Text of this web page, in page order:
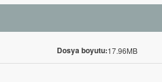
Dosya boyutu:17.96MB